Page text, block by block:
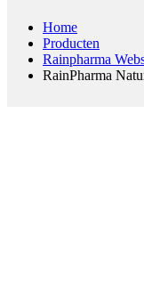
Home
Producten
Rainpharma
RainPharma